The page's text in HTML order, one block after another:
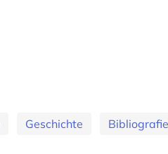
Geschichte Bibliografie